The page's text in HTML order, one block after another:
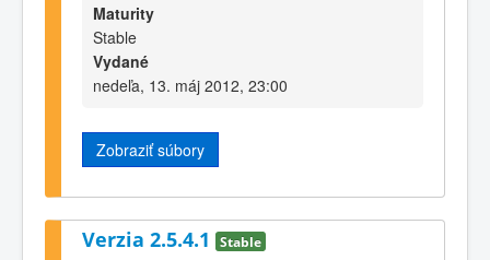
Maturity
Stable
Vydané
nedeľa, 13. máj 2012, 23:00
Zobraziť súbory
Verzia 2.5.4.1 Stable